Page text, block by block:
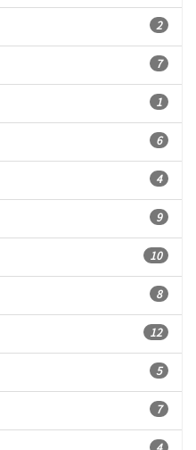
2
7
1
6
4
9
10
8
12
5
7
4